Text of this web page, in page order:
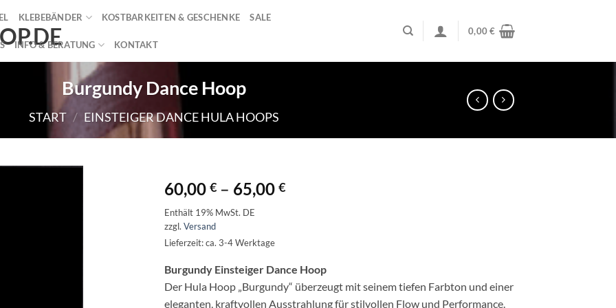
KLEBEBÄNDER KOSTBARKEITEN & GESCHENKE SALE
INFO & BERATUNG KONTAKT
0,00€
Burgundy Dance Hoop
START / EINSTEIGER DANCE HULA HOOPS
60,00 € – 65,00 €Preisspanne:
Enthält 19% MwSt. DE
zzgl. Versand
Lieferzeit: ca. 3-4 Werktage
Burgundy Einsteiger Dance Hoop
Der Hula Hoop „Burgundy“ überzeugt mit seinem tiefen Farbton und einer
eleganten, kraftvollen Ausstrahlung für stilvollen Flow und Performance.